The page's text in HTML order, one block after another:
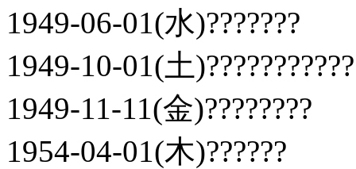
1949-06-01(水)???????
1949-10-01(土
1949-11-11(金)????????
1954-04-01(木)??????